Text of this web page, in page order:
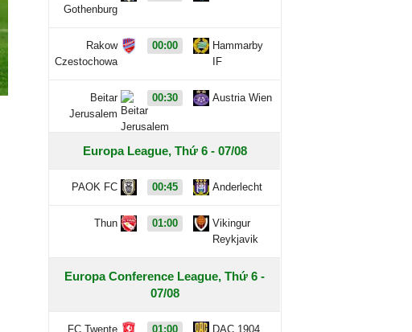
Gothenburg
Rakow
Czestochowa
00:00
Hammarby
IF
Beitar
Jerusalem
00:30 Austria Wien
Europa League, Thứ 6 - 07/08
PAOK FC 00:45 Anderlecht
Thun 01:00
Vikingur
Reykjavik
Europa Conference League, Thứ 6 -
07/08
FC Twente 01:00
DAC 1904